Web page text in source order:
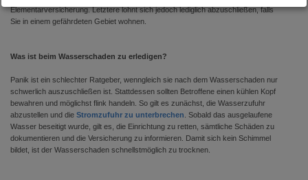
Elementarversicherung. Letztere lohnt sich jedoch lediglich abzuschließen, falls
Sie in einem gefährdeten Gebiet wohnen.
Was ist beim Wasserschaden zu erledigen?
Panik ist ein schlechter Ratgeber, wenngleich sie nach dem Wasserschaden nur
schwerlich auszuschließen ist. Stattdessen sollten Betroffene einen kühlen Kopf
bewahren und möglichst flink handeln. So gilt es zunächst, die Wasserzufuhr
abzustellen und die Stromzufuhr zu unterbrechen . Sobald das ausgelaufene
Wasser beseitigt wurde, gilt es, die Einrichtung zu retten, sämtliche Schäden zu
dokumentieren und die Versicherung zu informieren. Damit sich kein Schimmel
bildet, ist der Wasserschaden schnellstmöglich zu trocknen.